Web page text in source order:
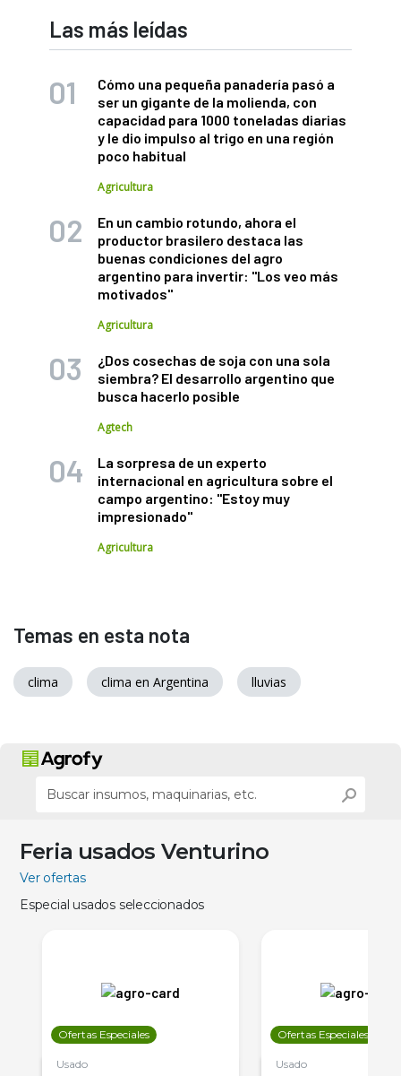
Las más leídas
Cómo una pequeña panadería pasó a
ser un gigante de la molienda, con
capacidad para 1000 toneladas diarias
y le dio impulso al trigo en una región
poco habitual
Agricultura
En un cambio rotundo, ahora el
productor brasilero destaca las
buenas condiciones del agro
argentino para invertir: "Los veo más
motivados"
Agricultura
¿Dos cosechas de soja con una sola
siembra? El desarrollo argentino que
busca hacerlo posible
Agtech
La sorpresa de un experto
internacional en agricultura sobre el
campo argentino: "Estoy muy
impresionado"
Agricultura
Temas en esta nota
clima clima en Argentina lluvias
Feria usados Venturino
Ver ofertas
Especial usados seleccionados
Ofertas Especiales
Usado
Ofertas Especiales
Usado